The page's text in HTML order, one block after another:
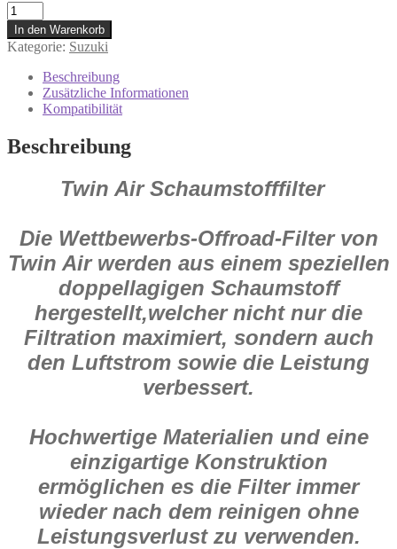
153214
#
Twin
Air
Luftfilter
Filter
SUZUKI
RM
Menge
In den Warenkorb
Kategorie: Suzuki
Beschreibung
Zusätzliche Informationen
Kompatibilität
Beschreibung
Twin Air Schaumstofffilter
Die Wettbewerbs-Offroad-Filter von
Twin Air werden aus einem speziellen
doppellagigen Schaumstoff
hergestellt,welcher nicht nur die
Filtration maximiert, sondern auch
den Luftstrom sowie die Leistung
verbessert.
Hochwertige Materialien und eine
einzigartige Konstruktion
ermöglichen es die Filter immer
wieder nach dem reinigen ohne
Leistungsverlust zu verwenden.